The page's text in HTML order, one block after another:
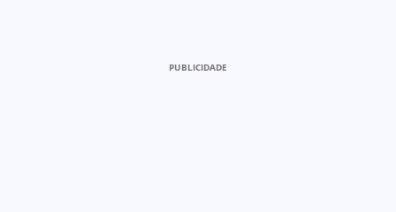
PUBLICIDADE